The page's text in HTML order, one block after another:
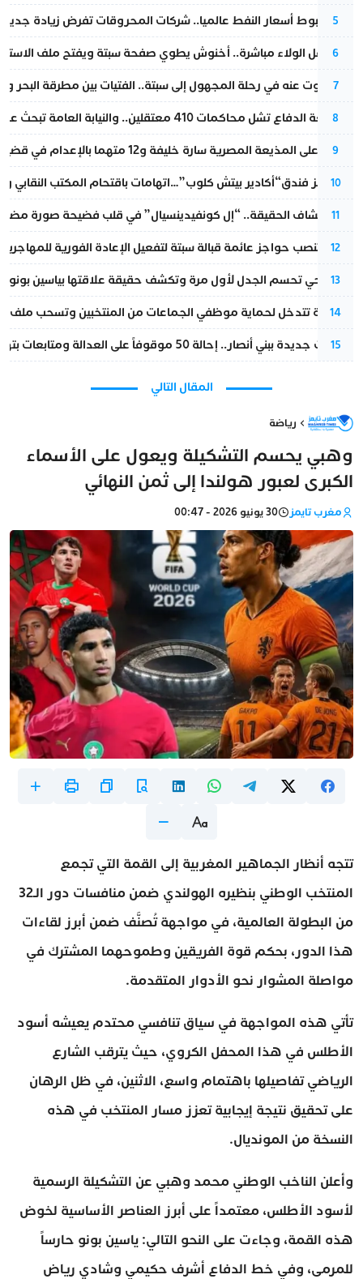
5
رغم هبوط أسعار النفط عالميا.. شركات المحروقات تفرض زيادة
6
بعد حفل الولاء مباشرة.. أخنوش يطوي صفحة سبتة ويفتح ملف
7
المسكوت عنه في رحلة المجهول إلى سبتة.. الفتيات بين مطرقة البحر
8
مقاطعة الدفاع تشل محاكمات 410 معتقلين.. والنيابة العامة تبحث عن حل قانوني
9
الحكم على المذيعة المصرية سارة خليفة و12 متهما بالإعدام في قضية هزت بلاد الفراعنة
10
أزمة تهز فندق“أكادير بيتش كلوب”…اتهامات باقتحام المكتب النقابي
11
بعد انكشاف الحقيقة.. “إل كونفيدينسيال” في قلب فضيحة صورة
12
إسبانيا تنصب حواجز عائمة قبالة سبتة لتفعيل الإعادة الفورية للمهاجرين
13
نورا فتحي تحسم الجدل لأول مرة وتكشف حقيقة علاقتها بياسين بونو
14
الداخلية تتدخل لحماية موظفي الجماعات من المنتخبين وتسحب ملف
15
تطورات جديدة ببني أنصار.. إحالة 50 موقوفاً على العدالة ومتابعات بتهم ثقيلة
المقال التالي
رياضة
وهبي يحسم التشكيلة ويعول على الأسماء
الكبرى لعبور هولندا إلى ثمن النهائي
مغرب تايمز 30 يونيو 2026 - 00:47
تتجه أنظار الجماهير المغربية إلى القمة التي تجمع
المنتخب الوطني بنظيره الهولندي ضمن منافسات دور الـ32
من البطولة العالمية، في مواجهة تُصنَّف ضمن أبرز لقاءات
هذا الدور، بحكم قوة الفريقين وطموحهما المشترك في
مواصلة المشوار نحو الأدوار المتقدمة.
تأتي هذه المواجهة في سياق تنافسي محتدم يعيشه أسود
الأطلس في هذا المحفل الكروي، حيث يترقب الشارع
الرياضي تفاصيلها باهتمام واسع، الاثنين، في ظل الرهان
على تحقيق نتيجة إيجابية تعزز مسار المنتخب في هذه
النسخة من المونديال.
وأعلن الناخب الوطني محمد وهبي عن التشكيلة الرسمية
لأسود الأطلس، معتمداً على أبرز العناصر الأساسية لخوض
هذه القمة، وجاءت على النحو التالي: ياسين بونو حارساً
للمرمى، وفي خط الدفاع أشرف حكيمي وشادي رياض